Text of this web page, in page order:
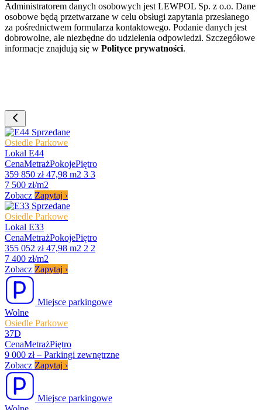
Administratorem danych osobowych jest LEWPOL Sp. z o.o. Dane
osobowe będą przetwarzane w celu obsługi zapytania przesłanego
za pośrednictwem formularza kontaktowego. Podanie danych jest
dobrowolne, ale niezbędne do udzielenia odpowiedzi. Szczegółowe
informacje znajdują się w Polityce prywatności.
Sprzedane
Osiedle Parkowe
Lokal E44
CenaMetrażPokojePiętro
359 850 zł 47,98 m2 3 3
7 500 zł/m2
Zobacz Zapytaj ›
Sprzedane
Osiedle Parkowe
Lokal E33
CenaMetrażPokojePiętro
355 052 zł 47,98 m2 2 2
7 400 zł/m2
Zobacz Zapytaj ›
Miejsce parkingowe
Wolne
Osiedle Parkowe
37D
CenaMetrażPiętro
9 000 zł – Parkingi zewnętrzne
Zobacz Zapytaj ›
Miejsce parkingowe